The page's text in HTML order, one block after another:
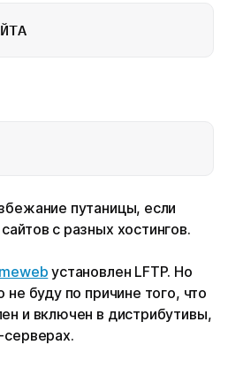
путаницы, если
с разных хостингов.
установлен LFTP. Но
не буду по причине того, что
и включен в дистрибутивы,
серверах.